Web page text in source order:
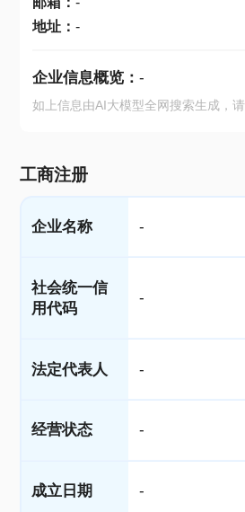
地址： -
企业信息概览： -
如上信息由AI大模型全网搜索生成，
工商注册
企业名称 -
社会统一信
用代码
-
法定代表人 -
经营状态 -
成立日期 -